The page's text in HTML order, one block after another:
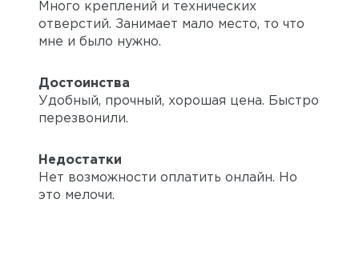
Много креплений и технических
отверстий. Занимает мало место, то что
мне и было нужно.
Достоинства
Удобный, прочный, хорошая цена. Быстро
перезвонили.
Недостатки
Нет возможности оплатить онлайн. Но
это мелочи.